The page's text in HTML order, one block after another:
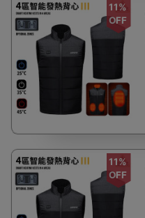
11%
OFF
11%
OFF